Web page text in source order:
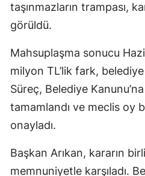
taşınmazların trampası,
görüldü.
Mahsuplaşma sonucu
milyon TL’lik fark,
Süreç, Belediye
tamamlandı ve meclis oy
onayladı.
Başkan Arıkan, kararın
memnuniyetle karşıladı.